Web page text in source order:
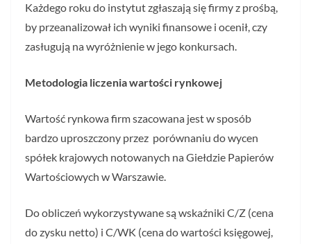
Każdego roku do instytut zgłaszają się firmy z prośbą,
by przeanalizował ich wyniki finansowe i ocenił, czy
zasługują na wyróżnienie w jego konkursach.
Metodologia liczenia wartości rynkowej
Wartość rynkowa firm szacowana jest w sposób
bardzo uproszczony przez porównaniu do wycen
spółek krajowych notowanych na Giełdzie Papierów
Wartościowych w Warszawie.
Do obliczeń wykorzystywane są wskaźniki C/Z (cena
do zysku netto) i C/WK (cena do wartości księgowej,